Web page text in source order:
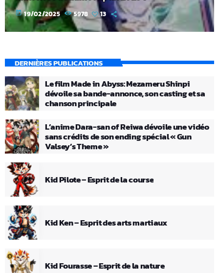
today 19/02/2025 5978 13
DERNIÈRES PUBLICATIONS
Le film Made in Abyss: Mezameru Shinpi
dévoile sa bande-annonce, son casting et sa
chanson principale
L’anime Dara-san of Reiwa dévoile une vidéo
sans crédits de son ending spécial « Gun
Valsey’s Theme »
Kid Pilote – Esprit de la course
Kid Ken – Esprit des arts martiaux
Kid Fourasse – Esprit de la nature